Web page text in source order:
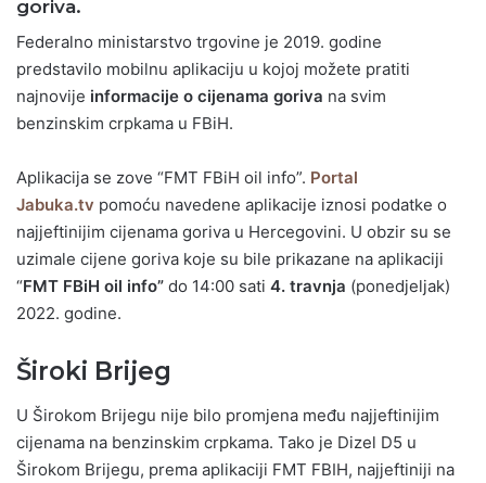
goriva.
Federalno ministarstvo trgovine je 2019. godine
predstavilo mobilnu aplikaciju u kojoj možete pratiti
najnovije informacije o cijenama goriva na svim
benzinskim crpkama u FBiH.
Aplikacija se zove “FMT FBiH oil info”. Portal
Jabuka.tv pomoću navedene aplikacije iznosi podatke o
najjeftinijim cijenama goriva u Hercegovini. U obzir su se
uzimale cijene goriva koje su bile prikazane na aplikaciji
“FMT FBiH oil info” do 14:00 sati 4. travnja (ponedjeljak)
2022. godine.
Široki Brijeg
U Širokom Brijegu nije bilo promjena među najjeftinijim
cijenama na benzinskim crpkama. Tako je Dizel D5 u
Širokom Brijegu, prema aplikaciji FMT FBIH, najjeftiniji na